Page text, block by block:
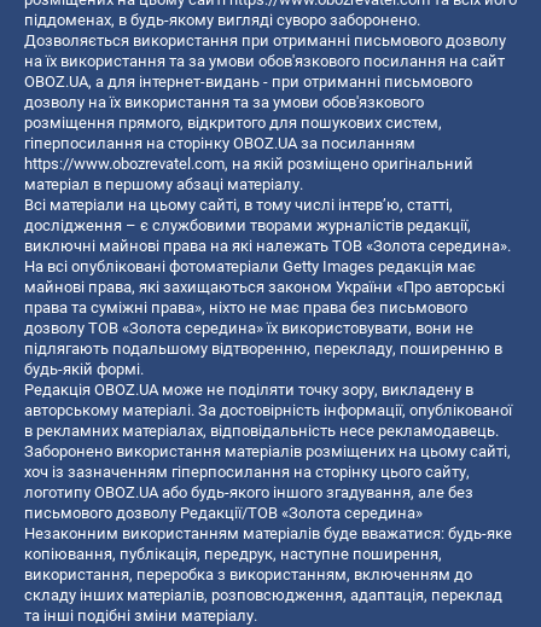
піддоменах, в будь-якому вигляді суворо заборонено.
Дозволяється використання при отриманні письмового дозволу
на їх використання та за умови обов'язкового посилання на сайт
OBOZ.UA, а для інтернет-видань - при отриманні письмового
дозволу на їх використання та за умови обов'язкового
розміщення прямого, відкритого для пошукових систем,
гіперпосилання на сторінку OBOZ.UA за посиланням
https://www.obozrevatel.com, на якій розміщено оригінальний
матеріал в першому абзаці матеріалу.
Всі матеріали на цьому сайті, в тому числі інтерв’ю, статті,
дослідження – є службовими творами журналістів редакції,
виключні майнові права на які належать ТОВ «Золота середина».
На всі опубліковані фотоматеріали Getty Images редакція має
майнові права, які захищаються законом України «Про авторські
права та суміжні права», ніхто не має права без письмового
дозволу ТОВ «Золота середина» їх використовувати, вони не
підлягають подальшому відтворенню, перекладу, поширенню в
будь-якій формі.
Редакція OBOZ.UA може не поділяти точку зору, викладену в
авторському матеріалі. За достовірність інформації, опублікованої
в рекламних матеріалах, відповідальність несе рекламодавець.
Заборонено використання матеріалів розміщених на цьому сайті,
хоч із зазначенням гіперпосилання на сторінку цього сайту,
логотипу OBOZ.UA або будь-якого іншого згадування, але без
письмового дозволу Редакції/ТОВ «Золота середина»
Незаконним використанням матеріалів буде вважатися: будь-яке
копiювання, публiкацiя, передрук, наступне поширення,
використання, переробка з використанням, включенням до
складу інших матеріалів, розповсюдження, адаптація, переклад
та інші подібні зміни матеріалу.